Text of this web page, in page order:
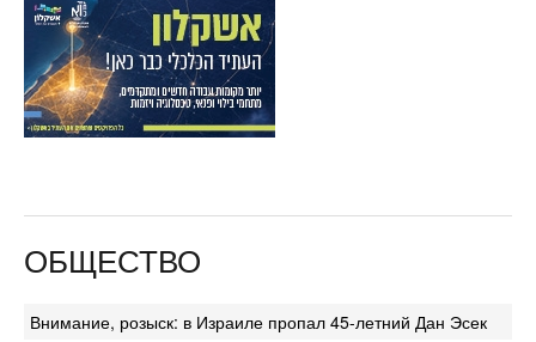
ОБЩЕСТВО
Внимание, розыск: в Израиле пропал 45-летний Дан Эсек